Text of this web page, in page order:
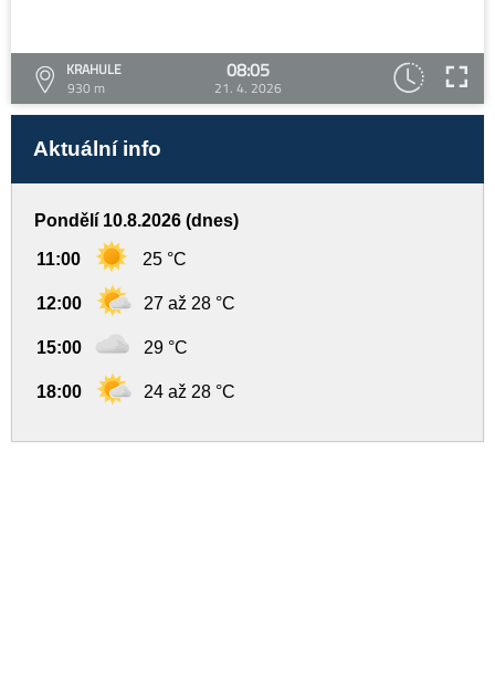
KRAHULE
930 m
08:05
21. 4. 2026
Aktuální info
Pondělí 10.8.2026 (dnes)
11:00 25 °C
12:00 27 až 28 °C
15:00 29 °C
18:00 24 až 28 °C